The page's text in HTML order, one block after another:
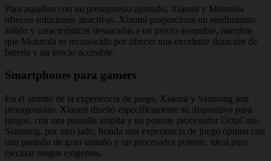
Para aquellos con un presupuesto ajustado, Xiaomi y Motorola
ofrecen soluciones atractivas. Xiaomi proporciona un rendimiento
sólido y características destacadas a un precio asequible, mientras
que Motorola es reconocido por ofrecer una excelente duración de
batería y un precio accesible.
Smartphones para gamers
En el ámbito de la experiencia de juego, Xiaomi y Samsung son
protagonistas. Xiaomi diseñó específicamente su dispositivo para
juegos, con una pantalla amplia y un potente procesador OctaCore.
Samsung, por otro lado, brinda una experiencia de juego óptima con
una pantalla de gran tamaño y un procesador potente, ideal para
ejecutar juegos exigentes.